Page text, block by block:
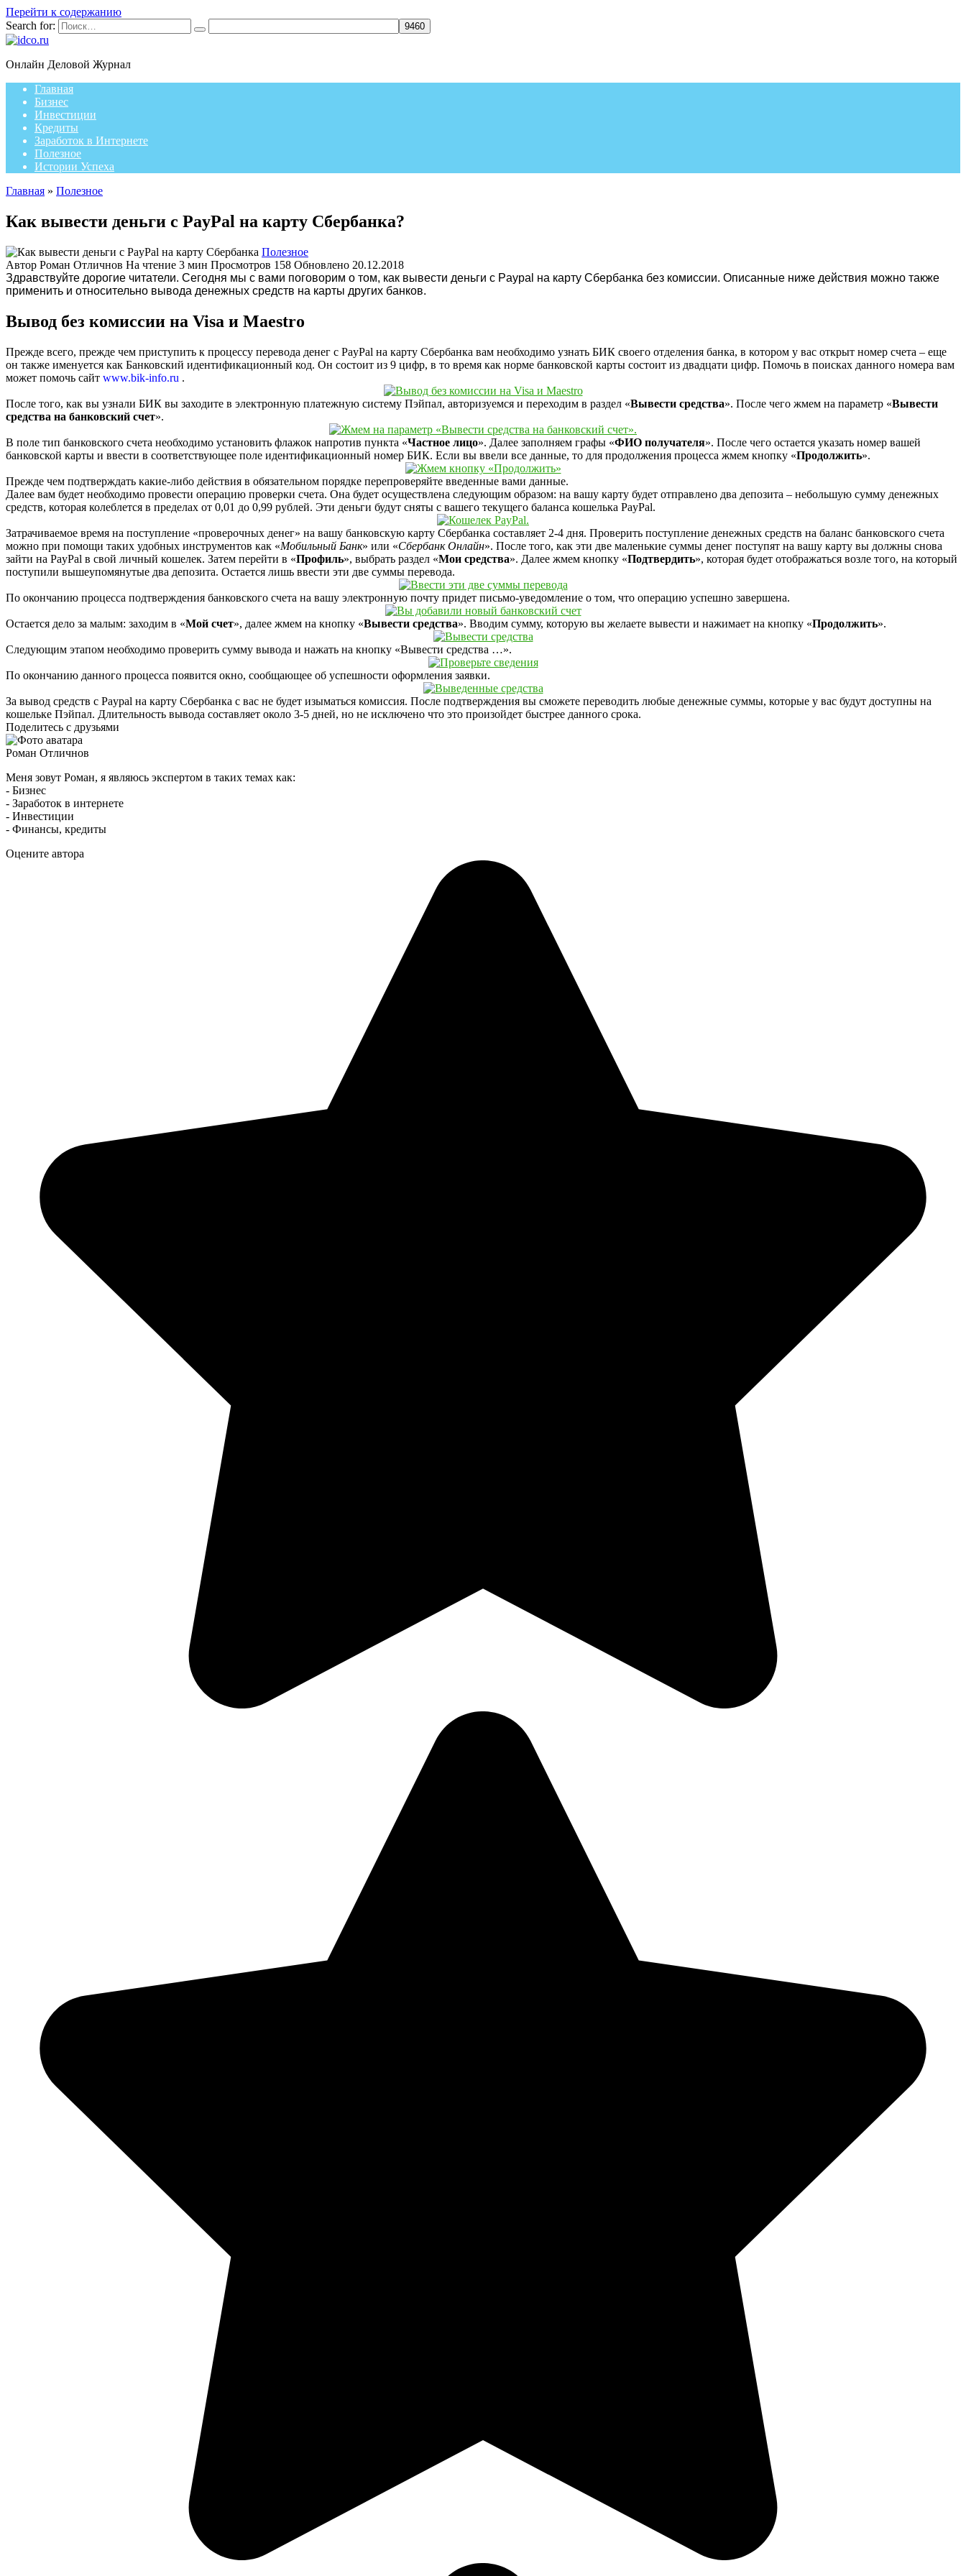
Перейти к содержанию
Search for:
Онлайн Деловой Журнал
Главная
Бизнес
Инвестиции
Кредиты
Заработок в Интернете
Полезное
Истории Успеха
Главная » Полезное
Как вывести деньги с PayPal на карту Сбербанка?
Полезное
Автор Роман Отличнов На чтение 3 мин Просмотров 158 Обновлено 20.12.2018
Здравствуйте дорогие читатели. Сегодня мы с вами поговорим о том, как вывести деньги с Paypal на карту Сбербанка без комиссии. Описанные ниже действия можно также
применить и относительно вывода денежных средств на карты других банков.
Вывод без комиссии на Visa и Maestro
Прежде всего, прежде чем приступить к процессу перевода денег с PayPal на карту Сбербанка вам необходимо узнать БИК своего отделения банка, в котором у вас открыт номер счета – еще
он также именуется как Банковский идентификационный код. Он состоит из 9 цифр, в то время как норме банковской карты состоит из двадцати цифр. Помочь в поисках данного номера вам
может помочь сайт www.bik-info.ru .
После того, как вы узнали БИК вы заходите в электронную платежную систему Пэйпал, авторизуемся и переходим в раздел «Вывести средства». После чего жмем на параметр «Вывести
средства на банковский счет».
В поле тип банковского счета необходимо установить флажок напротив пункта «Частное лицо». Далее заполняем графы «ФИО получателя». После чего остается указать номер вашей
банковской карты и ввести в соответствующее поле идентификационный номер БИК. Если вы ввели все данные, то для продолжения процесса жмем кнопку «Продолжить».
Прежде чем подтверждать какие-либо действия в обязательном порядке перепроверяйте введенные вами данные.
Далее вам будет необходимо провести операцию проверки счета. Она будет осуществлена следующим образом: на вашу карту будет отправлено два депозита – небольшую сумму денежных
средств, которая колеблется в пределах от 0,01 до 0,99 рублей. Эти деньги будут сняты с вашего текущего баланса кошелька PayPal.
Затрачиваемое время на поступление «проверочных денег» на вашу банковскую карту Сбербанка составляет 2-4 дня. Проверить поступление денежных средств на баланс банковского счета
можно при помощи таких удобных инструментов как «Мобильный Банк» или «Сбербанк Онлайн». После того, как эти две маленькие суммы денег поступят на вашу карту вы должны снова
зайти на PayPal в свой личный кошелек. Затем перейти в «Профиль», выбрать раздел «Мои средства». Далее жмем кнопку «Подтвердить», которая будет отображаться возле того, на который
поступили вышеупомянутые два депозита. Остается лишь ввести эти две суммы перевода.
По окончанию процесса подтверждения банковского счета на вашу электронную почту придет письмо-уведомление о том, что операцию успешно завершена.
Остается дело за малым: заходим в «Мой счет», далее жмем на кнопку «Вывести средства». Вводим сумму, которую вы желаете вывести и нажимает на кнопку «Продолжить».
Следующим этапом необходимо проверить сумму вывода и нажать на кнопку «Вывести средства …».
По окончанию данного процесса появится окно, сообщающее об успешности оформления заявки.
За вывод средств с Paypal на карту Сбербанка с вас не будет изыматься комиссия. После подтверждения вы сможете переводить любые денежные суммы, которые у вас будут доступны на
кошельке Пэйпал. Длительность вывода составляет около 3-5 дней, но не исключено что это произойдет быстрее данного срока.
Поделитесь с друзьями
Роман Отличнов
Меня зовут Роман, я являюсь экспертом в таких темах как:
- Бизнес
- Заработок в интернете
- Инвестиции
- Финансы, кредиты
Оцените автора